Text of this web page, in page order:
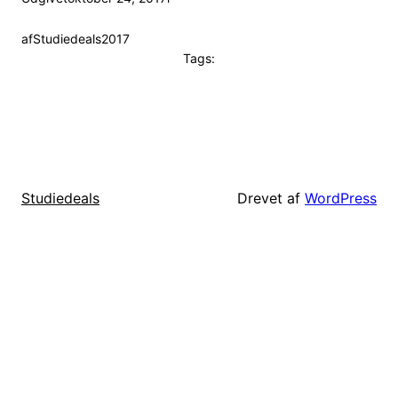
afStudiedeals2017
Tags:
Studiedeals Drevet af WordPress